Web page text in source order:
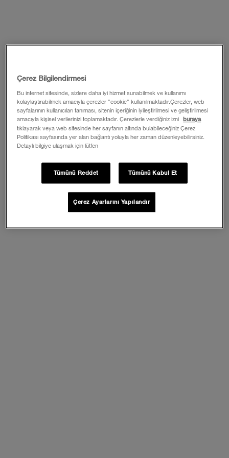
Çerez Bilgilendirmesi
Bu internet sitesinde, sizlere daha iyi hizmet sunabilmek ve kullanımı
kolaylaştırabilmek amacıyla çerezler ”cookie” kullanılmaktadır.Çerezler, web
sayfalarının kullanıcıları tanıması, sitenin içeriğinin iyileştirilmesi ve geliştirilmesi
amacıyla kişisel verilerinizi toplamaktadır. Çerezlerle verdiğiniz izni
buraya
tıklayarak veya web sitesinde her sayfanın altında bulabileceğiniz Çerez
Politikası sayfasında yer alan bağlantı yoluyla her zaman düzenleyebilirsiniz.
Detaylı bilgiye ulaşmak için lütfen
Tümünü Reddet Tümünü Kabul Et
Çerez Ayarlarını Yapılandır